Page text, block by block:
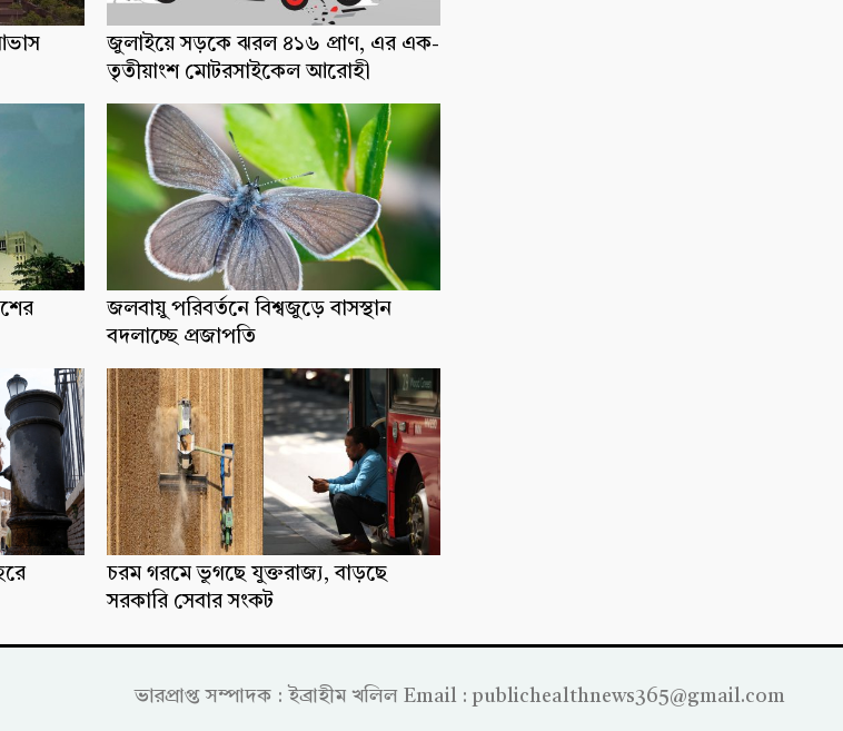
জুলাইয়ে সড়কে ঝরল ৪১৬ প্রাণ, এর এক-
তৃতীয়াংশ মোটরসাইকেল আরোহী
জলবায়ু পরিবর্তনে বিশ্বজুড়ে বাসস্থান
বদলাচ্ছে প্রজাপতি
চরম গরমে ভুগছে যুক্তরাজ্য, বাড়ছে
সরকারি সেবার সংকট
ভারপ্রাপ্ত সম্পাদক : ইব্রাহীম খলিল Email : publichealthnews365@gmail.com